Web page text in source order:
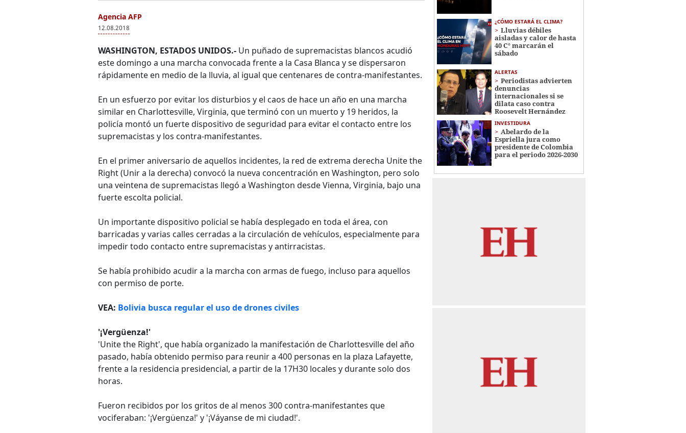
Agencia AFP
12.08.2018
WASHINGTON, ESTADOS UNIDOS.- Un puñado de supremacistas blancos acudió
este domingo a una marcha convocada frente a la Casa Blanca y se dispersaron
rápidamente en medio de la lluvia, al igual que centenares de contra-manifestantes.
En un esfuerzo por evitar los disturbios y el caos de hace un año en una marcha
similar en Charlottesville, Virginia, que terminó con un muerto y 19 heridos, la
policía montó un fuerte dispositivo de seguridad para evitar el contacto entre los
supremacistas y los contra-manifestantes.
En el primer aniversario de aquellos incidentes, la red de extrema derecha Unite the
Right (Unir a la derecha) convocó la nueva concentración en Washington, pero solo
una veintena de supremacistas llegó a Washington desde Vienna, Virginia, bajo una
fuerte escolta policial.
Un importante dispositivo policial se había desplegado en toda el área, con
barricadas y varias calles cerradas a la circulación de vehículos, especialmente para
impedir todo contacto entre supremacistas y antirracistas.
Se había prohibido acudir a la marcha con armas de fuego, incluso para aquellos
con permiso de porte.
VEA: Bolivia busca regular el uso de drones civiles
'¡Vergüenza!'
'Unite the Right', que había organizado la manifestación de Charlottesville del año
pasado, había obtenido permiso para reunir a 400 personas en la plaza Lafayette,
frente a la residencia presidencial, a partir de la 17H30 locales y durante solo dos
horas.
Fueron recibidos por los gritos de al menos 300 contra-manifestantes que
vociferaban: '¡Vergüenza!' y '¡Váyanse de mi ciudad!'.
¿CÓMO ESTARÁ EL CLIMA?
Lluvias débiles
aisladas y calor de hasta
40 C° marcarán el
sábado
ALERTAS
Periodistas advierten
denuncias
internacionales si se
dilata caso contra
Roosevelt Hernández
INVESTIDURA
Abelardo de la
Espriella jura como
presidente de Colombia
para el periodo 2026-2030